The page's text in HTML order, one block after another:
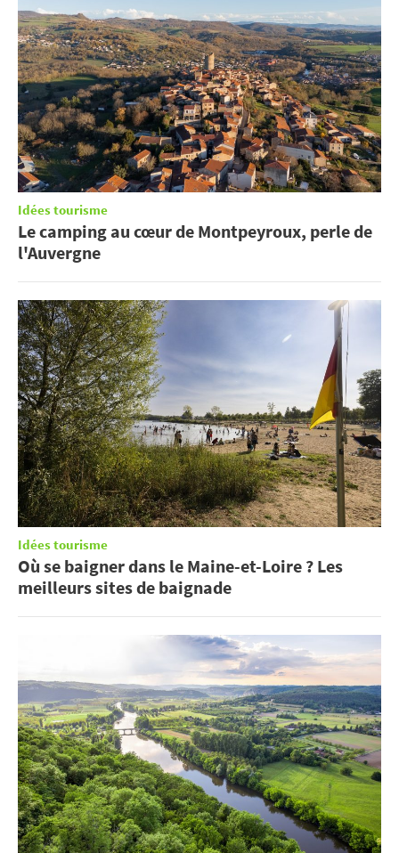
Idées tourisme
Le camping au cœur de Montpeyroux, perle de
l'Auvergne
Idées tourisme
Où se baigner dans le Maine-et-Loire ? Les
meilleurs sites de baignade